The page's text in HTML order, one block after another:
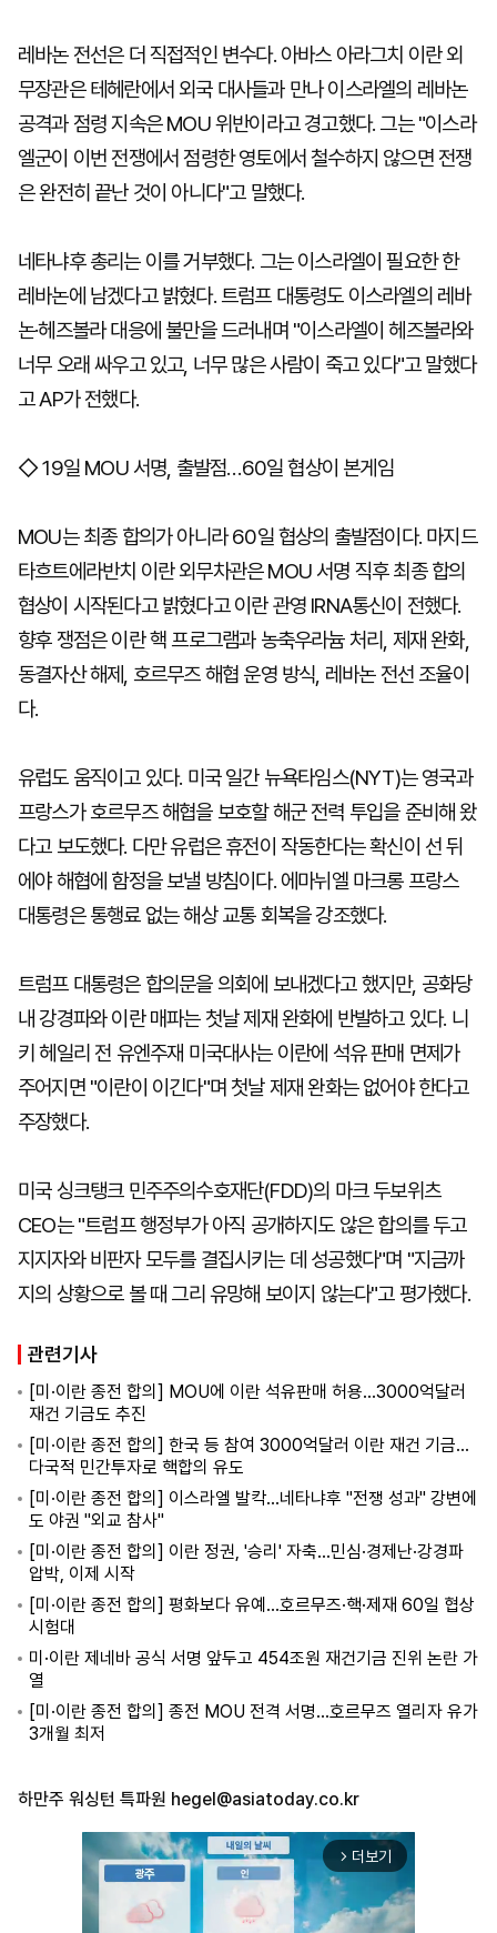
레바논 전선은 더 직접적인 변수다. 아바스 아라그치 이란 외
무장관은 테헤란에서 외국 대사들과 만나 이스라엘의 레바논
공격과 점령 지속은 MOU 위반이라고 경고했다. 그는 "이스라
엘군이 이번 전쟁에서 점령한 영토에서 철수하지 않으면 전쟁
은 완전히 끝난 것이 아니다"고 말했다.
네타냐후 총리는 이를 거부했다. 그는 이스라엘이 필요한 한
레바논에 남겠다고 밝혔다. 트럼프 대통령도 이스라엘의 레바
논·헤즈볼라 대응에 불만을 드러내며 "이스라엘이 헤즈볼라와
너무 오래 싸우고 있고, 너무 많은 사람이 죽고 있다"고 말했다
고 AP가 전했다.
◇ 19일 MOU 서명, 출발점…60일 협상이 본게임
MOU는 최종 합의가 아니라 60일 협상의 출발점이다. 마지드
타흐트에라반치 이란 외무차관은 MOU 서명 직후 최종 합의
협상이 시작된다고 밝혔다고 이란 관영 IRNA통신이 전했다.
향후 쟁점은 이란 핵 프로그램과 농축우라늄 처리, 제재 완화,
동결자산 해제, 호르무즈 해협 운영 방식, 레바논 전선 조율이
다.
유럽도 움직이고 있다. 미국 일간 뉴욕타임스(NYT)는 영국과
프랑스가 호르무즈 해협을 보호할 해군 전력 투입을 준비해 왔
다고 보도했다. 다만 유럽은 휴전이 작동한다는 확신이 선 뒤
에야 해협에 함정을 보낼 방침이다. 에마뉘엘 마크롱 프랑스
대통령은 통행료 없는 해상 교통 회복을 강조했다.
트럼프 대통령은 합의문을 의회에 보내겠다고 했지만, 공화당
내 강경파와 이란 매파는 첫날 제재 완화에 반발하고 있다. 니
키 헤일리 전 유엔주재 미국대사는 이란에 석유 판매 면제가
주어지면 "이란이 이긴다"며 첫날 제재 완화는 없어야 한다고
주장했다.
미국 싱크탱크 민주주의수호재단(FDD)의 마크 두보위츠
CEO는 "트럼프 행정부가 아직 공개하지도 않은 합의를 두고
지지자와 비판자 모두를 결집시키는 데 성공했다"며 "지금까
지의 상황으로 볼 때 그리 유망해 보이지 않는다"고 평가했다.
관련기사
[미·이란 종전 합의] MOU에 이란 석유판매 허용…3000억달러
재건 기금도 추진
[미·이란 종전 합의] 한국 등 참여 3000억달러 이란 재건 기금…
다국적 민간투자로 핵합의 유도
[미·이란 종전 합의] 이스라엘 발칵…네타냐후 "전쟁 성과" 강변에
도 야권 "외교 참사"
[미·이란 종전 합의] 이란 정권, '승리' 자축…민심·경제난·강경파
압박, 이제 시작
[미·이란 종전 합의] 평화보다 유예…호르무즈·핵·제재 60일 협상
시험대
미·이란 제네바 공식 서명 앞두고 454조원 재건기금 진위 논란 가
열
[미·이란 종전 합의] 종전 MOU 전격 서명…호르무즈 열리자 유가
3개월 최저
하만주 워싱턴 특파원 hegel@asiatoday.co.kr
arrow_forward_ios 더보기